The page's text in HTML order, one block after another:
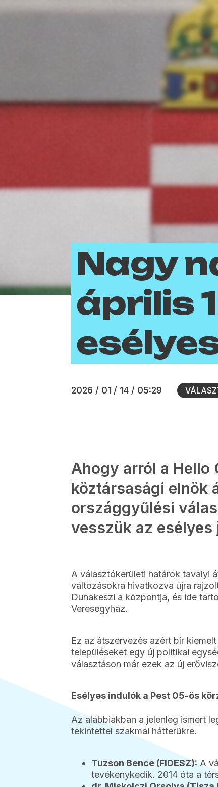
Nagy
április
2026 / 01 / 14 / 05:29
Ahogy arról a Hello
köztársasági elnök
országgyűlési
vesszük az esélyes
A választókerületi határok tavalyi
változásokra hivatkozva újra
Dunakeszi a központja, és ide
Veresegyház.
Ez az átszervezés azért bír
településeket egy új politikai
választáson már ezek az új
Esélyes indulók a Pest 05-ös
Az alábbiakban a jelenleg ismert
tekintettel szakmai hátterükre.
Tuzson Bence (FIDESZ):A
tevékenykedik. 2014 óta a